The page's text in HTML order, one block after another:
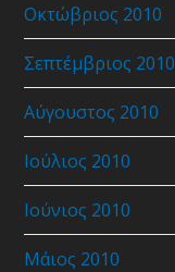
Οκτώβριος 2010
Σεπτέμβριος 2010
Αύγουστος 2010
Ιούλιος 2010
Ιούνιος 2010
Μάιος 2010